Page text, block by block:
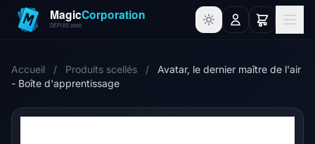
Accueil / Produits scellés /
Avatar, le dernier maître de l'air
- Boîte d'apprentissage